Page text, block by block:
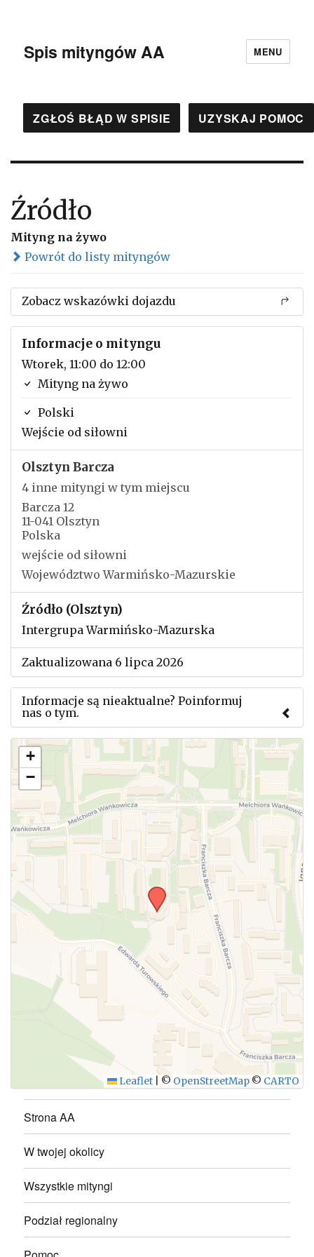
Spis mityngów AA MENU
ZGŁOŚ BŁĄD W SPISIE UZYSKAJ POMOC
Źródło
Mityng na żywo
Powrót do listy mityngów
Zobacz wskazówki dojazdu
Informacje o mityngu
Wtorek, 11:00 do 12:00
Mityng na żywo
Polski
Wejście od siłowni
Olsztyn Barcza
4 inne mityngi w tym miejscu
Barcza 12
11-041 Olsztyn
Polska
wejście od siłowni
Województwo Warmińsko-Mazurskie
Źródło (Olsztyn)
Intergrupa Warmińsko-Mazurska
Zaktualizowana 6 lipca 2026
Informacje są nieaktualne? Poinformuj
nas o tym.
Użyj tego formularza aby przesłać informację o
zmianach w powyższym mityngu.
WYŚLIJ
+
−
Leaflet © OpenStreetMap © CARTO
Strona AA
W twojej okolicy
Wszystkie mityngi
Podział regionalny